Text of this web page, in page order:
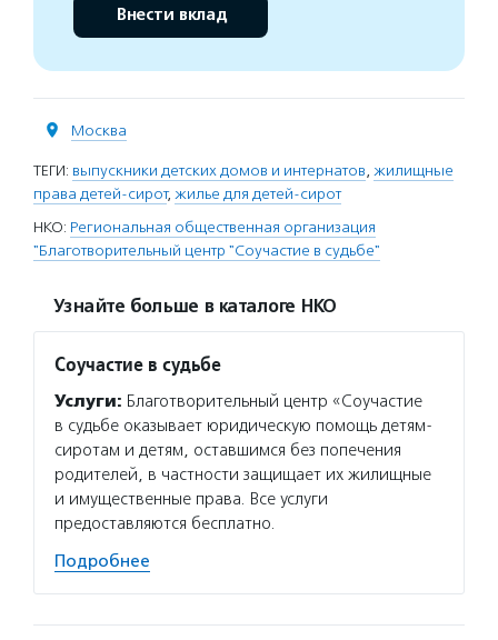
Внести вклад
Москва
ТЕГИ: выпускники детских домов и интернатов, жилищные
права детей-сирот, жилье для детей-сирот
НКО: Региональная общественная организация
"Благотворительный центр "Соучастие в судьбе"
Узнайте больше в каталоге НКО
Соучастие в судьбе
Услуги: Благотворительный центр «Соучастие
в судьбе оказывает юридическую помощь детям-
сиротам и детям, оставшимся без попечения
родителей, в частности защищает их жилищные
и имущественные права. Все услуги
предоставляются бесплатно.
Подробнее